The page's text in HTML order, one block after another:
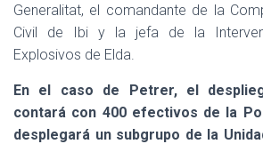
Generalitat, el comandante de la
Civil de Ibi y la jefa de la
Explosivos de Elda.
En el caso de Petrer, el
contará con 400 efectivos de la
desplegará un subgrupo de la